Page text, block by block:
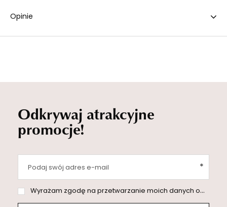
Opinie
Odkrywaj atrakcyjne
promocje!
Podaj swój adres e-mail
Wyrażam zgodę na przetwarzanie moich danych osobowych (adres e-mail) na potrzeby wysyłki newslettera z informacją handlową (marketing). Więcej w